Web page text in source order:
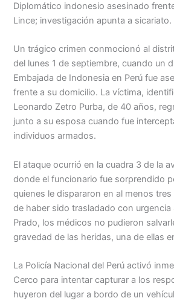
Diplomático indonesio asesinado
Lince; investigación apunta a sicariato.
Un trágico crimen conmocionó al
del lunes 1 de septiembre, cuando un
Embajada de Indonesia en Perú fue
frente a su domicilio. La víctima,
Leonardo Zetro Purba, de 40 años,
junto a su esposa cuando fue
individuos armados.
El ataque ocurrió en la cuadra 3 de la
donde el funcionario fue sorprendido
quienes le dispararon en al menos
de haber sido trasladado con urgencia
Prado, los médicos no pudieron
gravedad de las heridas, una de ellas
La Policía Nacional del Perú activó
Cerco para intentar capturar a los
huyeron del lugar a bordo de un